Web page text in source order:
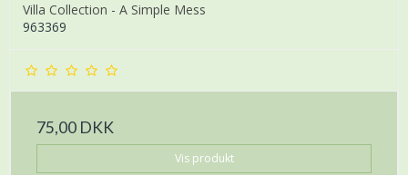
Villa Collection - A Simple Mess
963369
75,00 DKK
Vis produkt